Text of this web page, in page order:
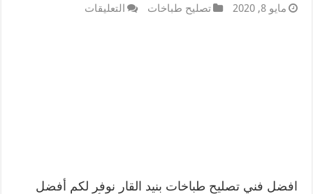
مايو 8, 2020 تصليح طباخات التعليقات
افضل فني تصليح طباخات بنيد القار نوفر لكم أفضل